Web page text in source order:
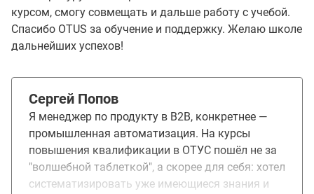
курсом, смогу совмещать и дальше работу с учебой.
Спасибо OTUS за обучение и поддержку. Желаю школе
дальнейших успехов!
Сергей Попов
Я менеджер по продукту в B2B, конкретнее —
промышленная автоматизация. На курсы
повышения квалификации в ОТУС пошёл не за
"волшебной таблеткой", а скорее для себя: хотел
систематизировать уже имеющиеся знания и